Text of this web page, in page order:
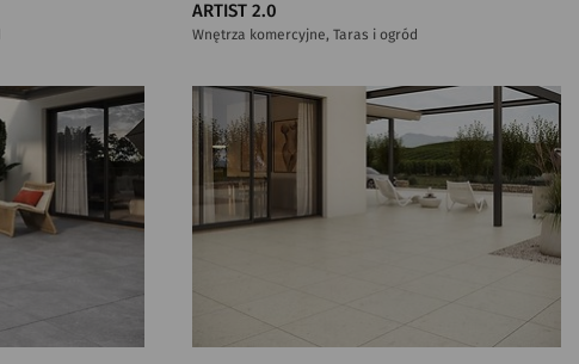
ARTIST 2.0
Wnętrza komercyjne, Taras i ogród